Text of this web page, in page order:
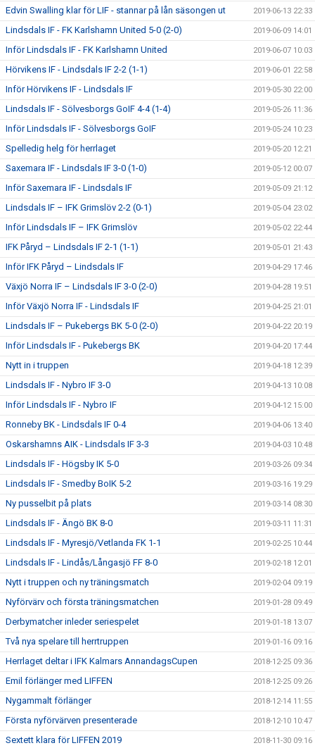
Edvin Swalling klar för LIF - stannar på lån säsongen ut 2019-06-13 22:33
Lindsdals IF - FK Karlshamn United 5-0 (2-0) 2019-06-09 14:01
Inför Lindsdals IF - FK Karlshamn United 2019-06-07 10:03
Hörvikens IF - Lindsdals IF 2-2 (1-1) 2019-06-01 22:58
Inför Hörvikens IF - Lindsdals IF 2019-05-30 22:00
Lindsdals IF - Sölvesborgs GoIF 4-4 (1-4) 2019-05-26 11:36
Inför Lindsdals IF - Sölvesborgs GoIF 2019-05-24 10:23
Spelledig helg för herrlaget 2019-05-20 12:21
Saxemara IF - Lindsdals IF 3-0 (1-0) 2019-05-12 00:07
Inför Saxemara IF - Lindsdals IF 2019-05-09 21:12
Lindsdals IF – IFK Grimslöv 2-2 (0-1) 2019-05-04 23:02
Inför Lindsdals IF – IFK Grimslöv 2019-05-02 22:44
IFK Påryd – Lindsdals IF 2-1 (1-1) 2019-05-01 21:43
Inför IFK Påryd – Lindsdals IF 2019-04-29 17:46
Växjö Norra IF – Lindsdals IF 3-0 (2-0) 2019-04-28 19:51
Inför Växjö Norra IF - Lindsdals IF 2019-04-25 21:01
Lindsdals IF – Pukebergs BK 5-0 (2-0) 2019-04-22 20:19
Inför Lindsdals IF - Pukebergs BK 2019-04-20 17:44
Nytt in i truppen 2019-04-18 12:39
Lindsdals IF - Nybro IF 3-0 2019-04-13 10:08
Inför Lindsdals IF - Nybro IF 2019-04-12 15:00
Ronneby BK - Lindsdals IF 0-4 2019-04-06 13:40
Oskarshamns AIK - Lindsdals IF 3-3 2019-04-03 10:48
Lindsdals IF - Högsby IK 5-0 2019-03-26 09:34
Lindsdals IF - Smedby BoIK 5-2 2019-03-16 19:29
Ny pusselbit på plats 2019-03-14 08:30
Lindsdals IF - Ängö BK 8-0 2019-03-11 11:31
Lindsdals IF - Myresjö/Vetlanda FK 1-1 2019-02-25 10:44
Lindsdals IF - Lindås/Långasjö FF 8-0 2019-02-18 12:01
Nytt i truppen och ny träningsmatch 2019-02-04 09:19
Nyförvärv och första träningsmatchen 2019-01-28 09:49
Derbymatcher inleder seriespelet 2019-01-18 13:07
Två nya spelare till herrtruppen 2019-01-16 09:16
Herrlaget deltar i IFK Kalmars AnnandagsCupen 2018-12-25 09:36
Emil förlänger med LIFFEN 2018-12-25 09:26
Nygammalt förlänger 2018-12-14 11:55
Första nyförvärven presenterade 2018-12-10 10:47
Sextett klara för LIFFEN 2019 2018-11-30 09:16